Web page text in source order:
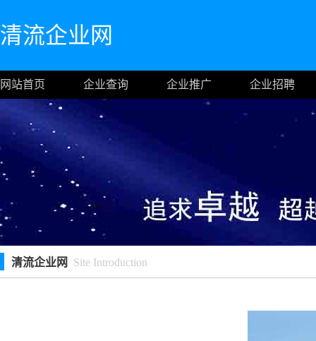
清流企业网
网站首页 企业查询 企业推广 企业招聘
清流企业网 Site Introduction